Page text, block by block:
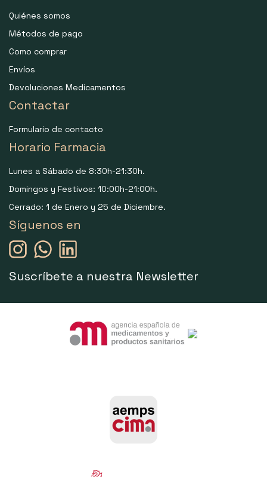
Quiénes somos
Métodos de pago
Como comprar
Envíos
Devoluciones Medicamentos
Contactar
Formulario de contacto
Horario Farmacia
Lunes a Sábado de 8:30h-21:30h.
Domingos y Festivos: 10:00h-21:00h.
Cerrado: 1 de Enero y 25 de Diciembre.
Síguenos en
Suscríbete a nuestra Newsletter